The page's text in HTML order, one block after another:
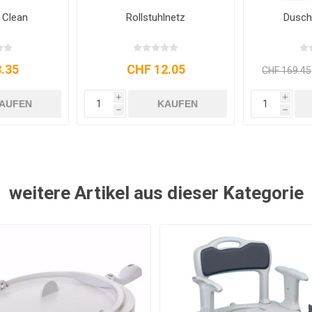
Rollstuhlnetz
CHF 12.05
i
h
KAUFEN
CHF 169.45
i
h
weitere Artikel aus dieser Kategorie